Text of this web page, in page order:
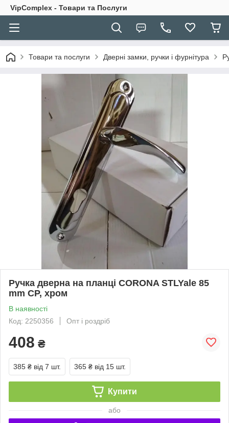
VipComplex - Товари та Послуги
Товари та послуги Дверні замки, ручки і фурнітура
Ручка дверна на планці CORONA STLYale 85
mm CP, хром
В наявності
Код: 2250356
Опт і роздріб
408 ₴
385 ₴ від 7 шт. 365 ₴ від 15 шт.
Купити
або